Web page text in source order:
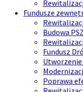
Fundusze
Budowa
Fundusz
Utworzenie
Poprawa